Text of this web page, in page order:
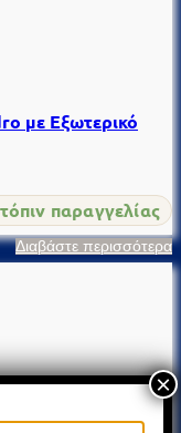
με Εξωτερικό
παραγγελίας
Διαβάστε περισσότερα
×